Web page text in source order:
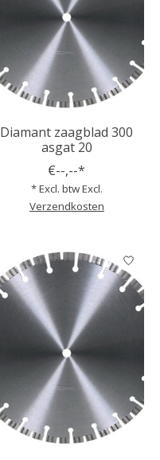
Diamant zaagblad 300
asgat 20
€--,--*
* Excl. btw Excl.
Verzendkosten